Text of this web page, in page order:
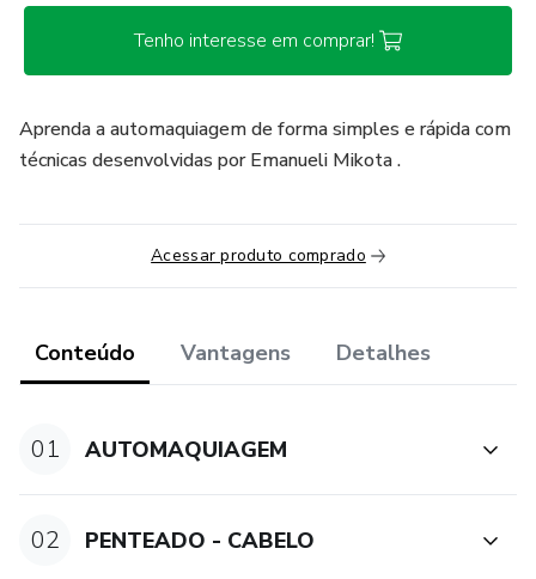
Tenho interesse em comprar!
Aprenda a automaquiagem de forma simples e rápida com
técnicas desenvolvidas por Emanueli Mikota .
Acessar produto comprado
Conteúdo Vantagens Detalhes
01 AUTOMAQUIAGEM
02 PENTEADO - CABELO